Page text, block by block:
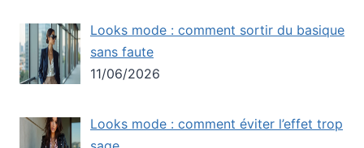
Looks mode : comment sortir du basique
sans faute
11/06/2026
Looks mode : comment éviter l’effet trop